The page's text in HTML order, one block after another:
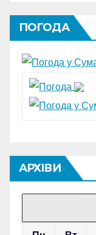
ПОГОДА
АРХІВИ